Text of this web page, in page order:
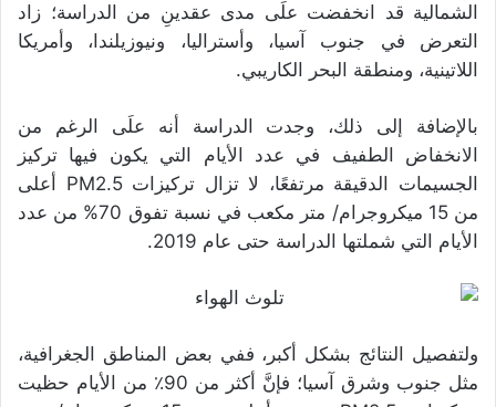
الشمالية قد انخفضت علَى مدى عقدينِ من الدراسة؛ زاد
التعرض في جنوب آسيا، وأستراليا، ونيوزيلندا، وأمريكا
اللاتينية، ومنطقة البحر الكاريبي.
بالإضافة إلى ذلك، وجدت الدراسة أنه علَى الرغم من
الانخفاض الطفيف في عدد الأيام التي يكون فيها تركيز
الجسيمات الدقيقة مرتفعًا، لا تزال تركيزات PM2.5 أعلى
من 15 ميكروجرام/ متر مكعب في نسبة تفوق 70% من عدد
الأيام التي شملتها الدراسة حتى عام 2019.
ولتفصيل النتائج بشكل أكبر، ففي بعض المناطق الجغرافية،
مثل جنوب وشرق آسيا؛ فإنَّ أكثر من 90٪ من الأيام حظيت